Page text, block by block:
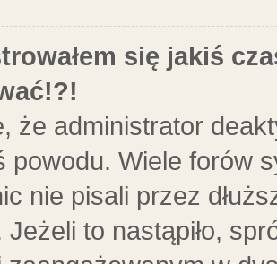
się jakiś
że administrator
powodu. Wiele forów
nie pisali przez
Jeżeli to nastąpiło,